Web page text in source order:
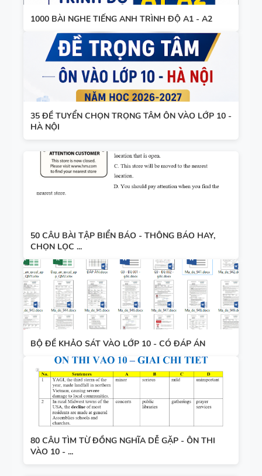
1000 BÀI NGHE TIẾNG ANH TRÌNH ĐỘ A1 - A2
35 ĐỀ TUYỂN CHỌN TRỌNG TÂM ÔN VÀO LỚP 10 -
HÀ NỘI
50 CÂU BÀI TẬP BIỂN BÁO - THÔNG BÁO HAY,
CHỌN LỌC ...
BỘ ĐỀ KHẢO SÁT VÀO LỚP 10 - CÓ ĐÁP ÁN
80 CÂU TÌM TỪ ĐỒNG NGHĨA DỄ GẶP - ÔN THI
VÀO 10 - ...